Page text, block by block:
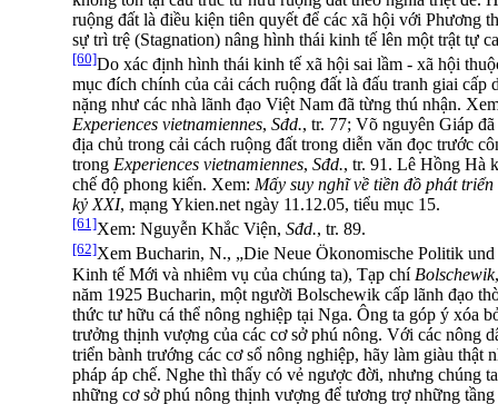
ruộng đất là điều kiện tiên quyết để các xã hội với Phương
sự trì trệ (Stagnation) nâng hình thái kinh tế lên một trật tự
[60]Do xác định hình thái kinh tế xã hội sai lầm - xã hội
mục đích chính của cải cách ruộng đất là đấu tranh giai cấp
nặng như các nhà lãnh đạo Việt Nam đã từng thú nhận.
Experiences vietnamiennes, Sđd., tr. 77; Võ nguyên Giáp
địa chủ trong cải cách ruộng đất trong diễn văn đọc trước
trong Experiences vietnamiennes, Sđd., tr. 91. Lê Hồng Hà
chế độ phong kiến. Xem: Mấy suy nghĩ về tiền đồ phát
kỷ XXI, mạng Ykien.net ngày 11.12.05, tiểu mục 15.
[61]Xem: Nguyễn Khắc Viện, Sđd., tr. 89.
[62]Xem Bucharin, N., „Die Neue Ökonomische Politik
Kinh tế Mới và nhiêm vụ của chúng ta), Tạp chí Bolschewik
năm 1925 Bucharin, một người Bolschewik cấp lãnh đạo
thức tư hữu cá thể nông nghiệp tại Nga. Ông ta góp ý xóa
trưởng thịnh vượng của các cơ sở phú nông. Với các nông
triển bành trướng các cơ sổ nông nghiệp, hãy làm giàu thật
pháp áp chế. Nghe thì thấy có vẻ ngược đời, nhưng chúng
những cơ sở phú nông thịnh vượng để tương trợ những